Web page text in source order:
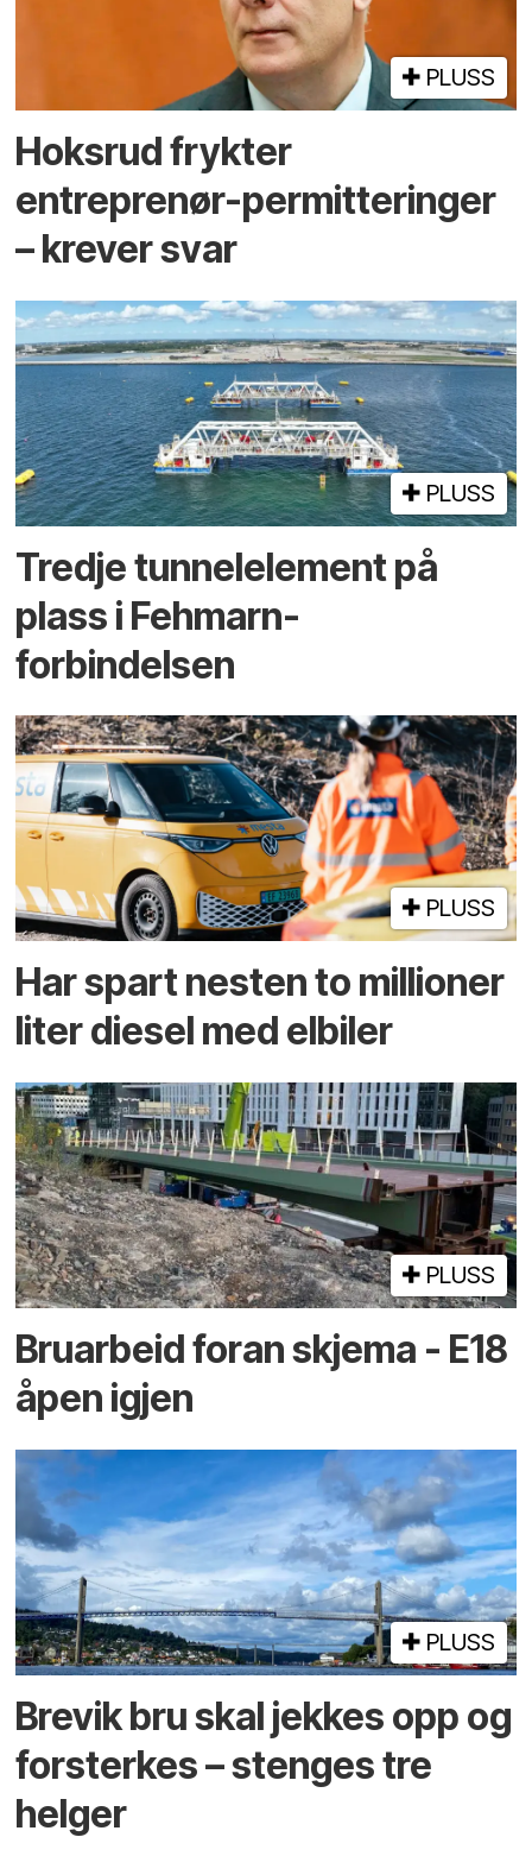
PLUSS
Hoksrud frykter
entreprenør-permitteringer
– krever svar
PLUSS
Tredje tunnel­element på
plass i Fehmarn-
forbindelsen
PLUSS
Har spart nesten to millioner
liter diesel med elbiler
PLUSS
Bruarbeid foran skjema - E18
åpen igjen
PLUSS
Brevik bru skal jekkes opp og
forsterkes – stenges tre
helger